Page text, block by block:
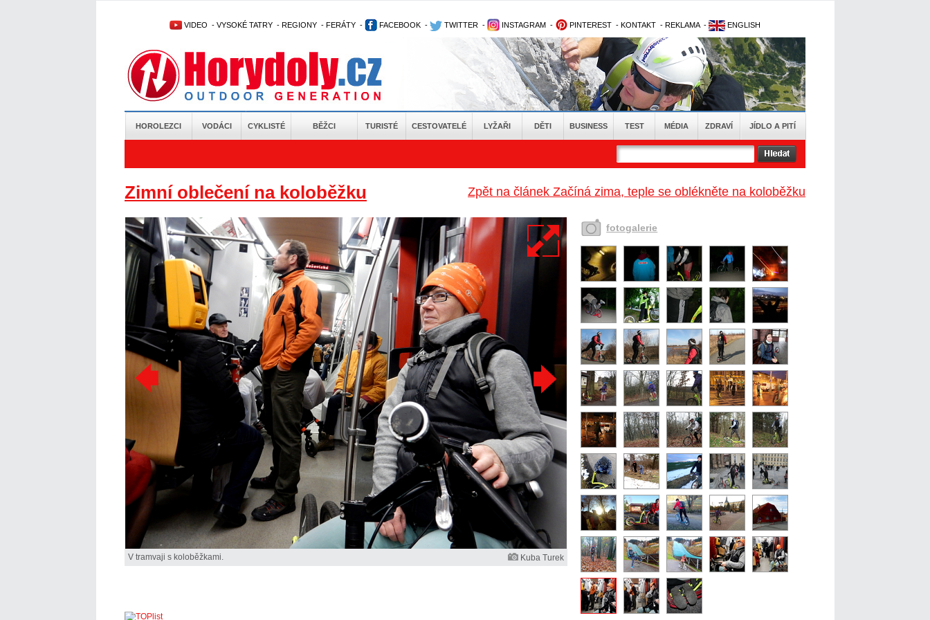
VIDEO - VYSOKÉ TATRY - REGIONY - FERÁTY - FACEBOOK - TWITTER - INSTAGRAM - PINTEREST - KONTAKT - REKLAMA - ENGLISH
HOROLEZCI VODÁCI CYKLISTÉ BĚŽCI TURISTÉ CESTOVATELÉ LYŽAŘI DĚTI BUSINESS TEST MÉDIA ZDRAVÍ JÍDLO A PITÍ
Zpět na článek Začíná zima, teple se oblékněte na koloběžku
Zimní oblečení na koloběžku
V tramvaji s koloběžkami. Kuba Turek
fotogalerie